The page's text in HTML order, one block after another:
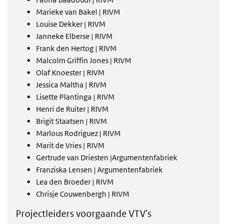
Marieke van Bakel | RIVM
Louise Dekker | RIVM
Janneke Elberse | RIVM
Frank den Hertog | RIVM
Malcolm Griffin Jones | RIVM
Olaf Knoester | RIVM
Jessica Maltha | RIVM
Lisette Plantinga | RIVM
Henri de Ruiter | RIVM
Brigit Staatsen | RIVM
Marlous Rodriguez | RIVM
Marit de Vries | RIVM
Gertrude van Driesten |Argumentenfabriek
Franziska Lensen | Argumentenfabriek
Lea den Broeder | RIVM
Chrisje Couwenbergh | RIVM
Projectleiders voorgaande VTV's